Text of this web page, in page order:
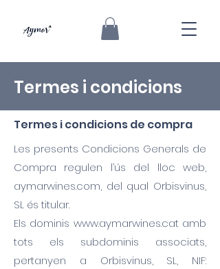
Termes i condicions
Termes i condicions de compra
Les presents Condicions Generals de
Compra regulen l’ús del lloc web,
aymarwines.com, del qual Orbisvinus,
SL és titular.
Els dominis www.aymarwines.catamb
tots els subdominis associats,
pertanyen a Orbisvinus, SL, NIF: